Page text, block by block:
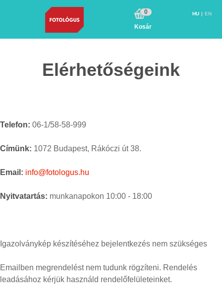
0
Kosár
HU EN
Elérhetőségeink
Telefon: 06-1/58-58-999
Címünk: 1072 Budapest, Rákóczi út 38.
Email: info@fotologus.hu
Nyitvatartás: munkanapokon 10:00 - 18:00
Igazolványkép készítéséhez bejelentkezés nem szükséges
Emailben megrendelést nem tudunk rögzíteni. Rendelés
leadásához kérjük használd rendelőfelületeinket.